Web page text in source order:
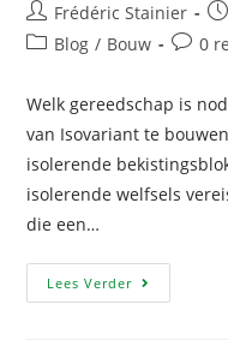
Frédéric Stainier
Blog / Bouw 0
Welk gereedschap is
van Isovariant te
isolerende
isolerende welfsels
die een…
Lees Verder